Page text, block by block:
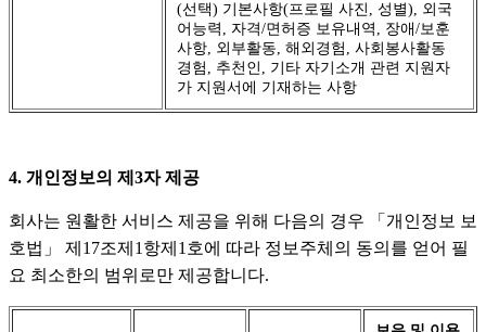
(선택) 기본사항(프로필 사진, 성별), 외국
어능력, 자격/면허증 보유내역, 장애/보훈
사항, 외부활동, 해외경험, 사회봉사활동
경험, 추천인, 기타 자기소개 관련 지원자
가 지원서에 기재하는 사항
4. 개인정보의 제3자 제공
회사는 원활한 서비스 제공을 위해 다음의 경우 「개인정보 보
호법」 제17조제1항제1호에 따라 정보주체의 동의를 얻어 필
요 최소한의 범위로만 제공합니다.